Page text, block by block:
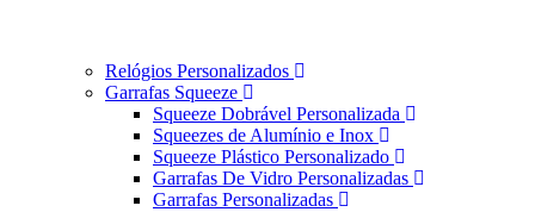
Relógios Personalizados
Garrafas Squeeze
Squeeze Dobrável Personalizada
Squeezes de Alumínio e Inox
Squeeze Plástico Personalizado
Garrafas De Vidro Personalizadas
Garrafas Personalizadas